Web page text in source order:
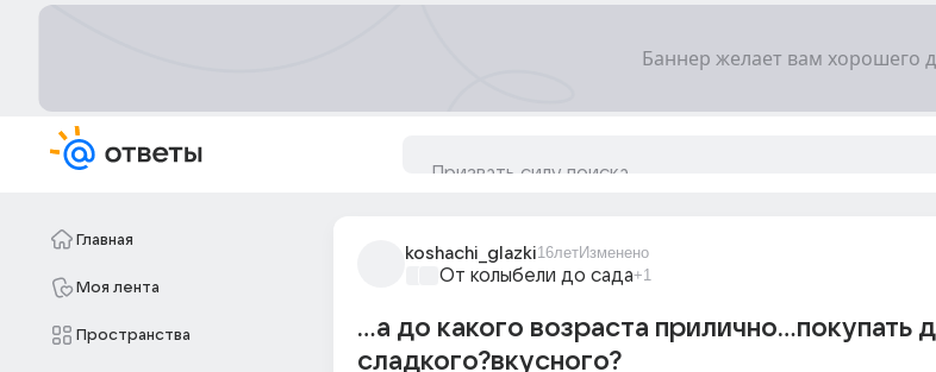
Главная
Моя лента
Пространства
koshachi_glazki16летИзменено
От колыбели до сада+1
...а до какого возраста прилично...покупать
сладкого?вкусного?